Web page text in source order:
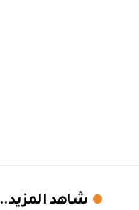
شاهد المزيد..